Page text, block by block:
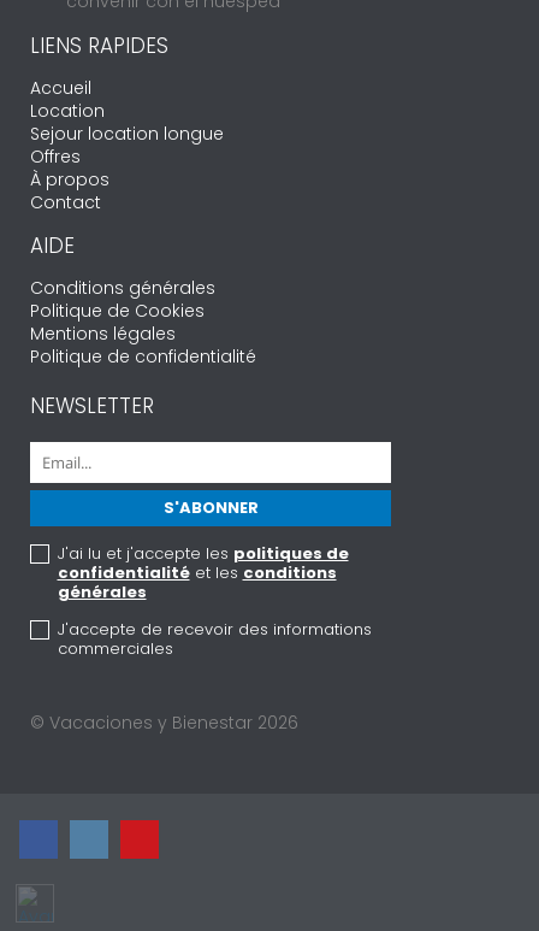
LIENS RAPIDES
Accueil
Location
Sejour location longue
Offres
À propos
Contact
AIDE
Conditions générales
Politique de Cookies
Mentions légales
Politique de confidentialité
NEWSLETTER
J'ai lu et j'accepte les politiques de
confidentialitéet les conditions
générales
J'accepte de recevoir des informations
commerciales
© Vacaciones y Bienestar 2026